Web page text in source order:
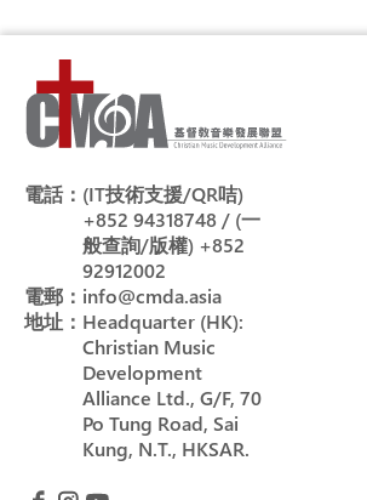
電話： (IT技術支援/QR咭)
+852 94318748 / (一
般查詢/版權) +852
92912002
電郵： info@cmda.asia
地址： Headquarter (HK):
Christian Music
Development
Alliance Ltd., G/F, 70
Po Tung Road, Sai
Kung, N.T., HKSAR.